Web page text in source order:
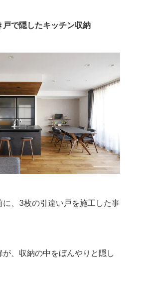
で隠したキッチン収納
に、3枚の引違い戸を施工した事
、収納の中をぼんやりと隠し